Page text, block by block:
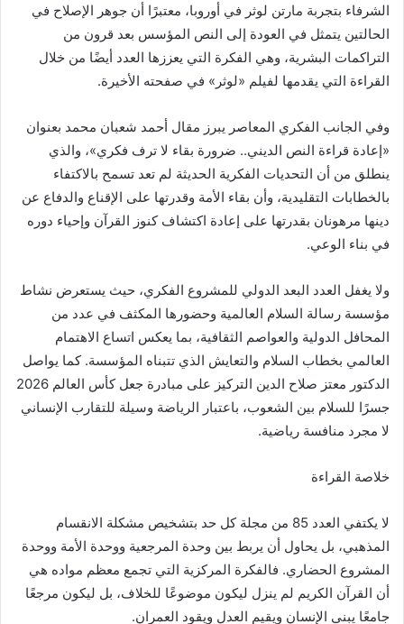
الشرفاء بتجربة مارتن لوثر في أوروبا، معتبرًا أن جوهر الإصلاح في
الحالتين يتمثل في العودة إلى النص المؤسس بعد قرون من
التراكمات البشرية، وهي الفكرة التي يعززها العدد أيضًا من خلال
القراءة التي يقدمها لفيلم «لوثر» في صفحته الأخيرة.
وفي الجانب الفكري المعاصر يبرز مقال أحمد شعبان محمد بعنوان
«إعادة قراءة النص الديني.. ضرورة بقاء لا ترف فكري»، والذي
ينطلق من أن التحديات الفكرية الحديثة لم تعد تسمح بالاكتفاء
بالخطابات التقليدية، وأن بقاء الأمة وقدرتها على الإقناع والدفاع عن
دينها مرهونان بقدرتها على إعادة اكتشاف كنوز القرآن وإحياء دوره
في بناء الوعي.
ولا يغفل العدد البعد الدولي للمشروع الفكري، حيث يستعرض نشاط
مؤسسة رسالة السلام العالمية وحضورها المكثف في عدد من
المحافل الدولية والعواصم الثقافية، بما يعكس اتساع الاهتمام
العالمي بخطاب السلام والتعايش الذي تتبناه المؤسسة. كما يواصل
الدكتور معتز صلاح الدين التركيز على مبادرة جعل كأس العالم 2026
جسرًا للسلام بين الشعوب، باعتبار الرياضة وسيلة للتقارب الإنساني
لا مجرد منافسة رياضية.
خلاصة القراءة
لا يكتفي العدد 85 من مجلة كل حد بتشخيص مشكلة الانقسام
المذهبي، بل يحاول أن يربط بين وحدة المرجعية ووحدة الأمة ووحدة
المشروع الحضاري. فالفكرة المركزية التي تجمع معظم مواده هي
أن القرآن الكريم لم ينزل ليكون موضوعًا للخلاف، بل ليكون مرجعًا
جامعًا يبني الإنسان ويقيم العدل ويقود العمران.